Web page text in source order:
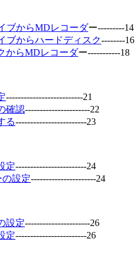
ブからMDレコーダー---------14
ブからハードディスク--------16
からMDレコーダー-----------18
--------------------------21
確認----------------------22
る------------------------23
定------------------------24
設定----------------------24
設定----------------------26
定------------------------26